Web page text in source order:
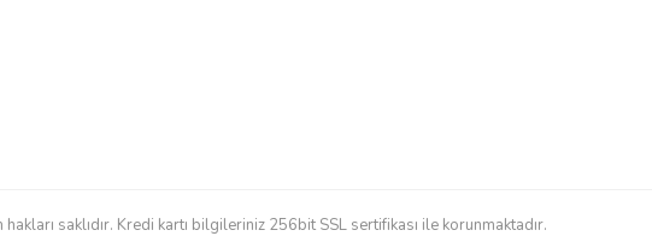
saklıdır. Kredi kartı bilgileriniz 256bit SSL sertifikası ile korunmaktadır.